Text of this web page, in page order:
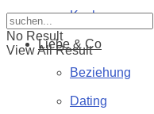
Kochen
Liebe & Co
Beziehung
Dating
No Result
View All Result